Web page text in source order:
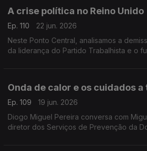
A crise política no Reino Unido
Ep. 110
22 jun. 2026
Neste Ponto Central, analisamos a
da liderança do Partido Trabalhista e o
Onda de calor e os cuidados
Ep. 109
19 jun. 2026
Diogo Miguel Pereira conversa com
diretor dos Serviços de Prevenção da